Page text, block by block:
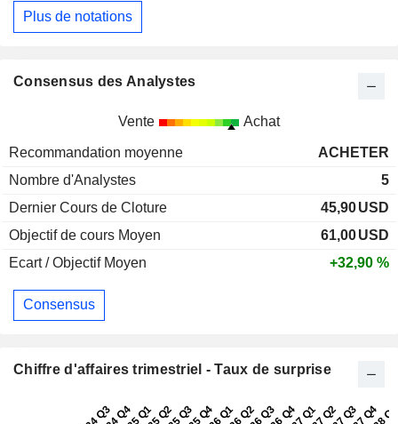
Plus de notations
Consensus des Analystes
Vente Achat
Recommandation moyenne
ACHETER
Nombre d'Analystes
5
Dernier Cours de Cloture
45,90USD
Objectif de cours Moyen
61,00USD
Ecart / Objectif Moyen
+32,90 %
Consensus
Chiffre d'affaires trimestriel - Taux de surprise